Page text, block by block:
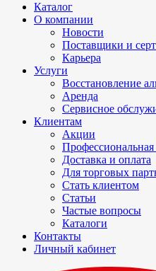
Каталог
О компании
Новости
Поставщики и
Карьера
Услуги
Восстановление
Аренда
Сервисное
Клиентам
Акции
Профессиональная
Доставка и оплата
Для торговых
Стать клиентом
Статьи
Частые вопросы
Каталоги
Контакты
Личный кабинет